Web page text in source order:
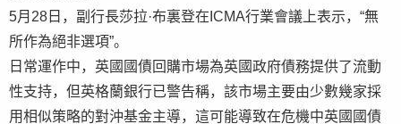
5月28日，副行長莎拉·布裏登在ICMA行業會議上表示，“無
所作為絕非選項”。
日常運作中，英國國債回購市場為英國政府債務提供了流動
性支持，但英格蘭銀行已警告稱，該市場主要由少數幾家採
用相似策略的對沖基金主導，這可能導致在危機中英國國債